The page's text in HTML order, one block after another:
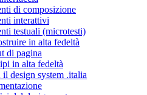
di composizione
interattivi
testuali (microtesti)
in alta fedeltà
di pagina
in alta fedeltà
design system .italia